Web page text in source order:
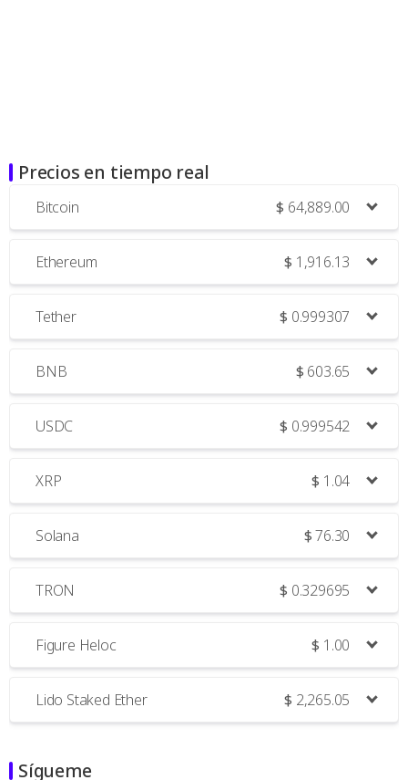
Precios en tiempo real
Bitcoin $ 64,889.00
Ethereum $ 1,916.13
Tether $ 0.999307
BNB $ 603.65
USDC $ 0.999542
XRP $ 1.04
Solana $76.30
TRON $ 0.329695
Figure Heloc $ 1.00
Lido Staked Ether $ 2,265.05
Sígueme